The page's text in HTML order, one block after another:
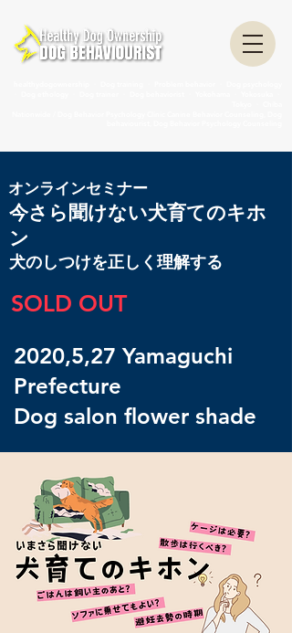
​オンラインセミナー
今さら聞けない犬育てのキホ
ン
犬のしつけを正しく理解する
SOLD OUT
2020,5,27 Yamaguchi
Prefecture
Dog salon flower shade